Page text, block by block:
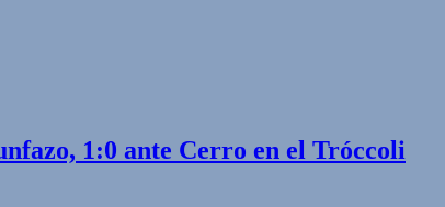
1:0 ante Cerro en el Tróccoli